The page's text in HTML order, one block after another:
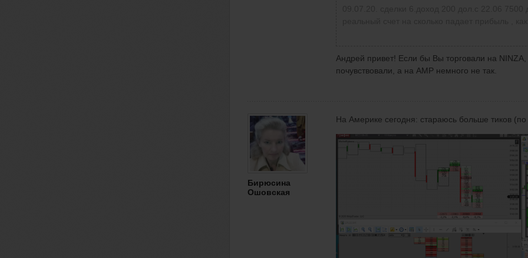
Андрей привет! Если бы Вы торговали на
почувствовали, а на АМР немного не так.
Бирюсина
Ошовская
На Америке сегодня: стараюсь больше тиков